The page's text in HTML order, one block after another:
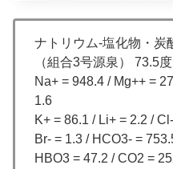
ナトリウム-塩化物・炭
（組合3号源泉） 73.5
Na+ = 948.4 / Mg++ =
1.6
K+ = 86.1 / Li+ = 2.2 /
Br- = 1.3 / HCO3- =
HBO3 = 47.2 / CO2 =